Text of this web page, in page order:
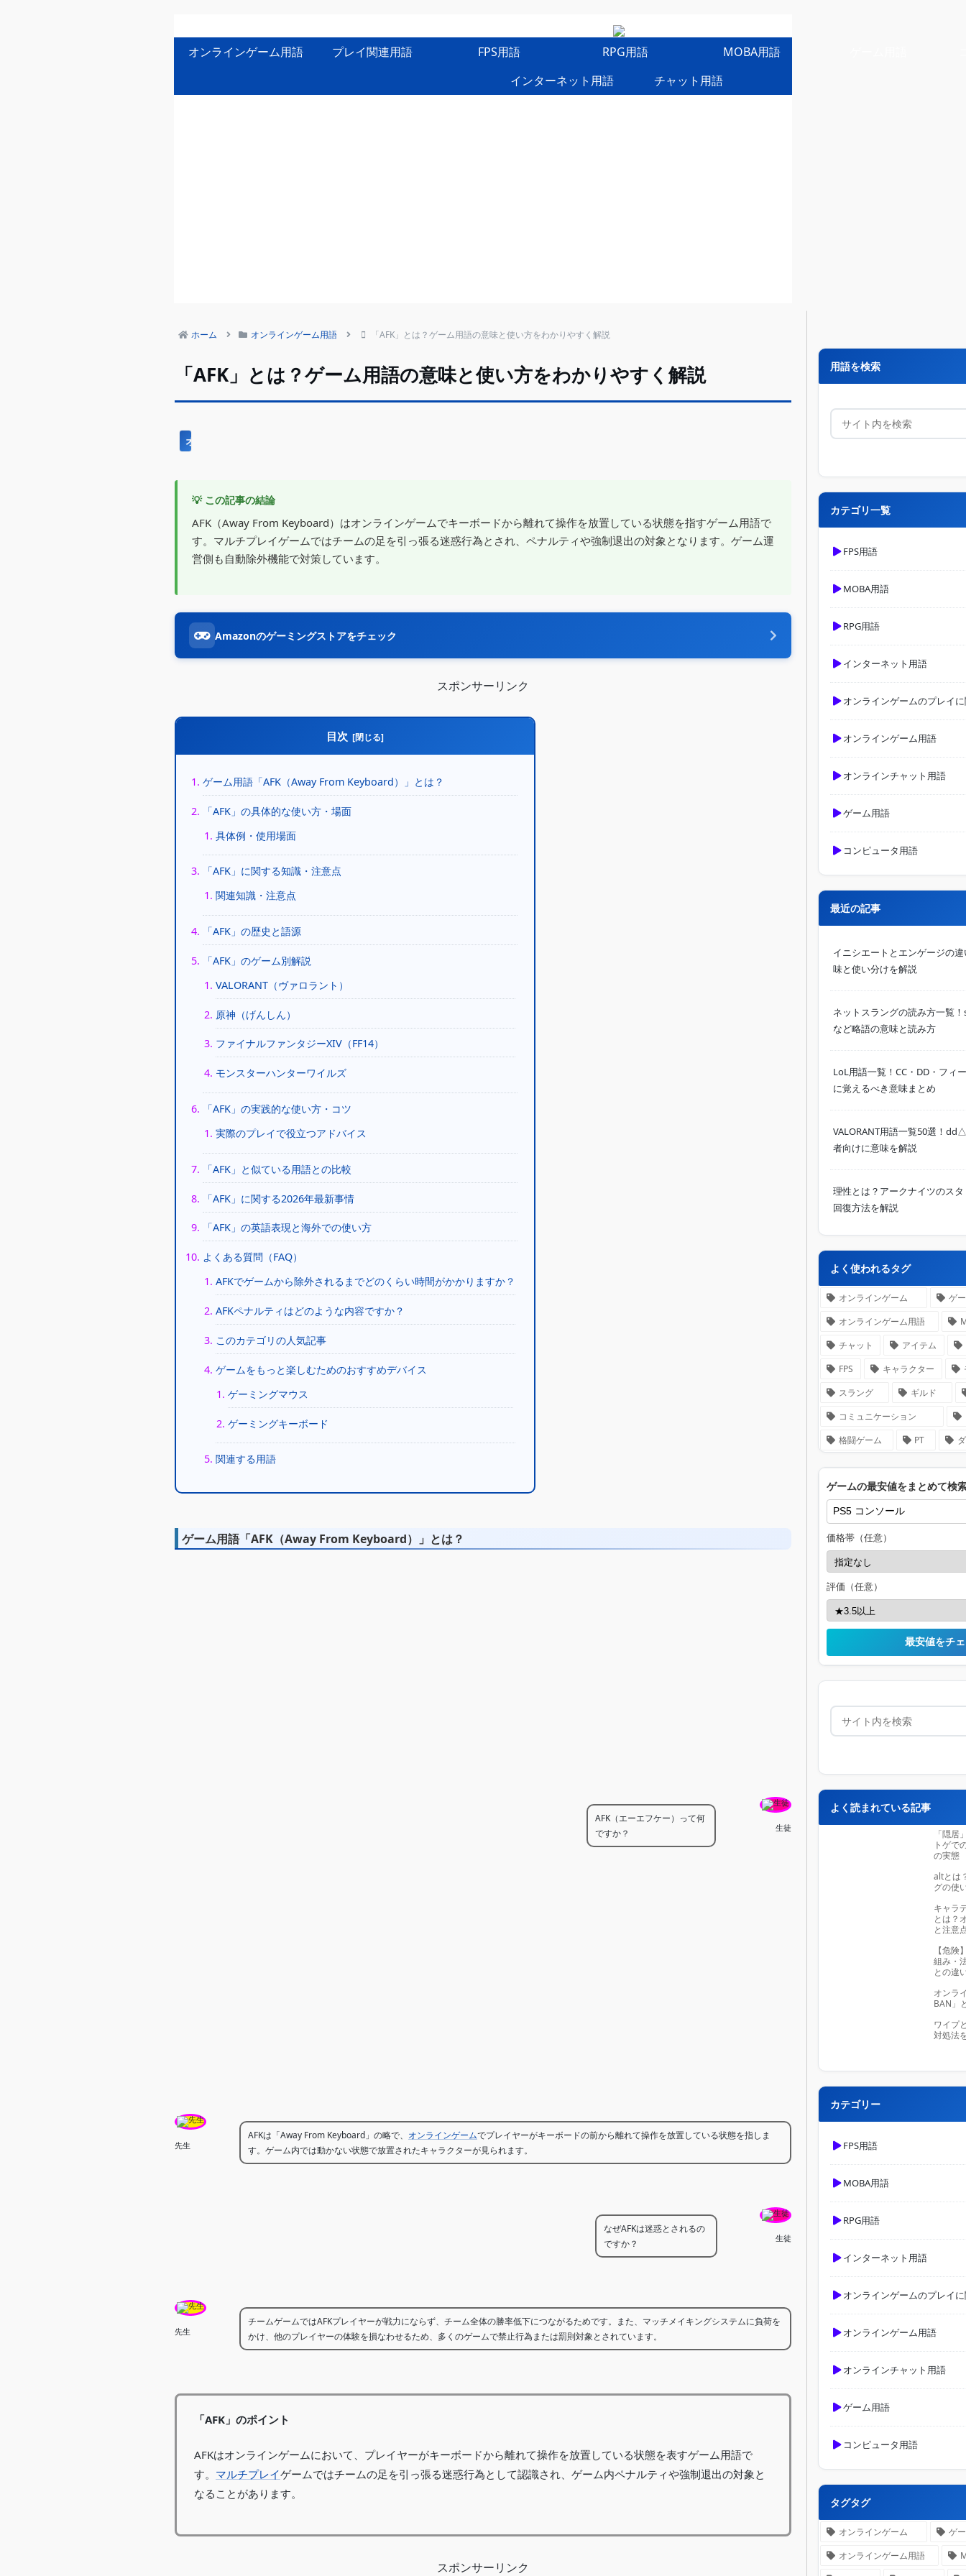
オンラインゲーム用語 プレイ関連用語 FPS用語 RPG用語 MOBA用語
インターネット用語
チャット用語
ホーム オンラインゲーム用語 「AFK」とは？ゲーム用語の意味と使い方をわかりやすく解説
「AFK」とは？ゲーム用語の意味と使い方をわかりやすく解説
オンラインゲーム用語
💡 この記事の結論
AFK（Away From Keyboard）はオンラインゲームでキーボードから離れて操作を放置している状態を指すゲーム用語で
す。マルチプレイゲームではチームの足を引っ張る迷惑行為とされ、ペナルティや強制退出の対象となります。ゲーム運
営側も自動除外機能で対策しています。
Amazonのゲーミングストアをチェック
スポンサーリンク
目次
ゲーム用語「AFK（Away From Keyboard）」とは？
「AFK」の具体的な使い方・場面
具体例・使用場面
「AFK」に関する知識・注意点
関連知識・注意点
「AFK」の歴史と語源
「AFK」のゲーム別解説
VALORANT（ヴァロラント）
原神（げんしん）
ファイナルファンタジーXIV（FF14）
モンスターハンターワイルズ
「AFK」の実践的な使い方・コツ
実際のプレイで役立つアドバイス
「AFK」と似ている用語との比較
「AFK」に関する2026年最新事情
「AFK」の英語表現と海外での使い方
よくある質問（FAQ）
AFKでゲームから除外されるまでどのくらい時間がかかりますか？
AFKペナルティはどのような内容ですか？
このカテゴリの人気記事
ゲームをもっと楽しむためのおすすめデバイス
ゲーミングマウス
ゲーミングキーボード
関連する用語
ゲーム用語「AFK（Away From Keyboard）」とは？
生徒
AFK（エーエフケー）って何
ですか？
先生
AFKは「Away From Keyboard」の略で、 オンラインゲームでプレイヤーがキーボードの前から離れて操作を放置している状態を指しま
す。ゲーム内では動かない状態で放置されたキャラクターが見られます。
生徒
なぜAFKは迷惑とされるの
ですか？
先生
チームゲームではAFKプレイヤーが戦力にならず、チーム全体の勝率低下につながるためです。また、マッチメイキングシステムに負荷を
かけ、他のプレイヤーの体験を損なわせるため、多くのゲームで禁止行為または罰則対象とされています。
「AFK」のポイント
AFKはオンラインゲームにおいて、プレイヤーがキーボードから離れて操作を放置している状態を表すゲーム用語で
す。 マルチプレイゲームではチームの足を引っ張る迷惑行為として認識され、ゲーム内ペナルティや強制退出の対象と
なることがあります。
スポンサーリンク
用語を検索
カテゴリ一覧
FPS用語
MOBA用語
RPG用語
インターネット用語
オンラインゲームのプレイ
オンラインゲーム用語
オンラインチャット用語
ゲーム用語
コンピュータ用語
最近の記事
イニシエートとエンゲージの
味と使い分けを解説
ネットスラングの読み方一覧
など略語の意味と読み方
LoL用語一覧！CC・DD・フィ
に覚えるべき意味まとめ
VALORANT用語一覧50選！
者向けに意味を解説
理性とは？アークナイツのス
回復方法を解説
よく使われるタグ
オンラインゲーム
ゲ
オンラインゲーム用語
チャット
アイテム
FPS
キャラクター
スラング
ギルド
コミュニケーション
格闘ゲーム
PT
ゲームの最安値をまとめて検
価格帯（任意）
評価（任意）
最安値をチ
よく読まれている記事
「隠居
トゲで
の実態
altとは
グの使
キャラ
とは？
と注意
【危険
組み・
との違
オンラ
BAN」
ワイプ
対処法
カテゴリー
FPS用語
MOBA用語
RPG用語
インターネット用語
オンラインゲームのプレイ
オンラインゲーム用語
オンラインチャット用語
ゲーム用語
コンピュータ用語
タグタグ
オンラインゲーム
ゲ
オンラインゲーム用語